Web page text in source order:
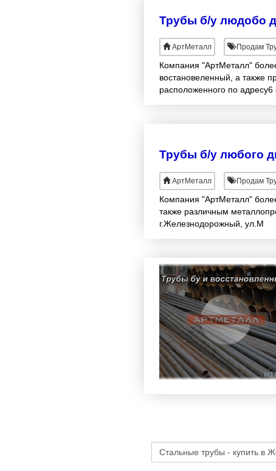
Трубы б/у людобо
АртМеталл Продам
Компания "АртМеталл"
востановеленный, а также
расположенного по адресу6
Трубы б/у любого
АртМеталл Продам
Компания "АртМеталл"
также различным
г.Железнодорожный, ул.М